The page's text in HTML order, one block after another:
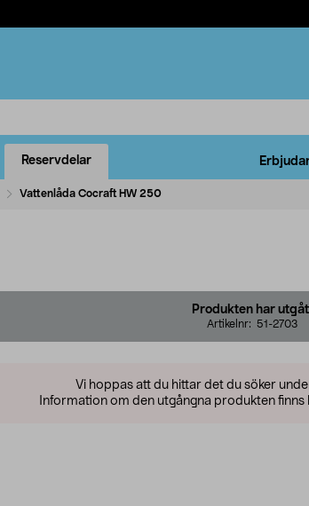
Reservdelar
Vattenlåda Cocraft HW 250
Produkten har
Artikelnr: 51-2703
Vi hoppas att du hittar det du söker
Information om den utgångna produkten finns